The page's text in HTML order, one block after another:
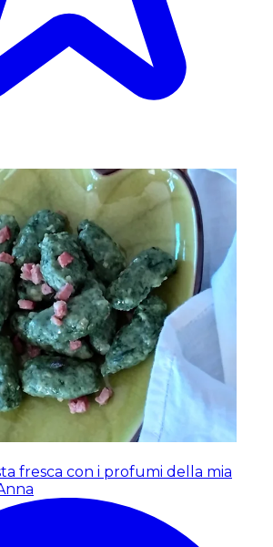
fresca con i profumi della mia